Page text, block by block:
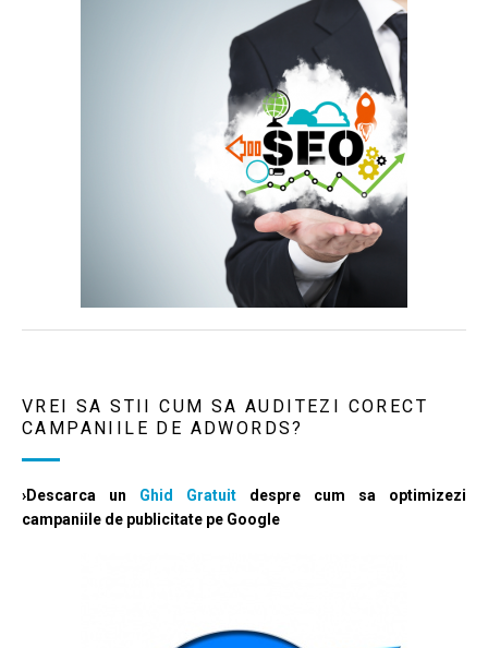
VREI SA STII CUM SA AUDITEZI CORECT
CAMPANIILE DE ADWORDS?
›Descarca un Ghid Gratuit despre cum sa optimizezi
campaniile de publicitate pe Google